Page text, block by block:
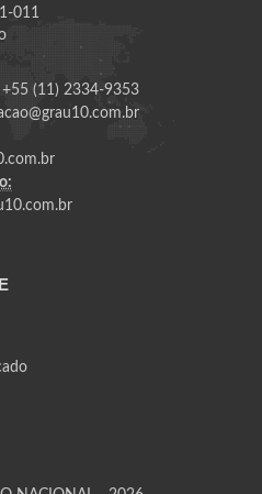
011
+55 (11) 2334-9353